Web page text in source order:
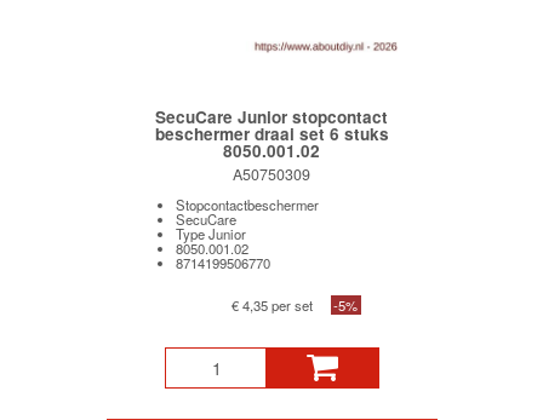
SecuCare Junior stopcontact
beschermer draai set 6 stuks
8050.001.02
A50750309
Stopcontactbeschermer
SecuCare
Type Junior
8050.001.02
8714199506770
€ 4,35 per set -5%